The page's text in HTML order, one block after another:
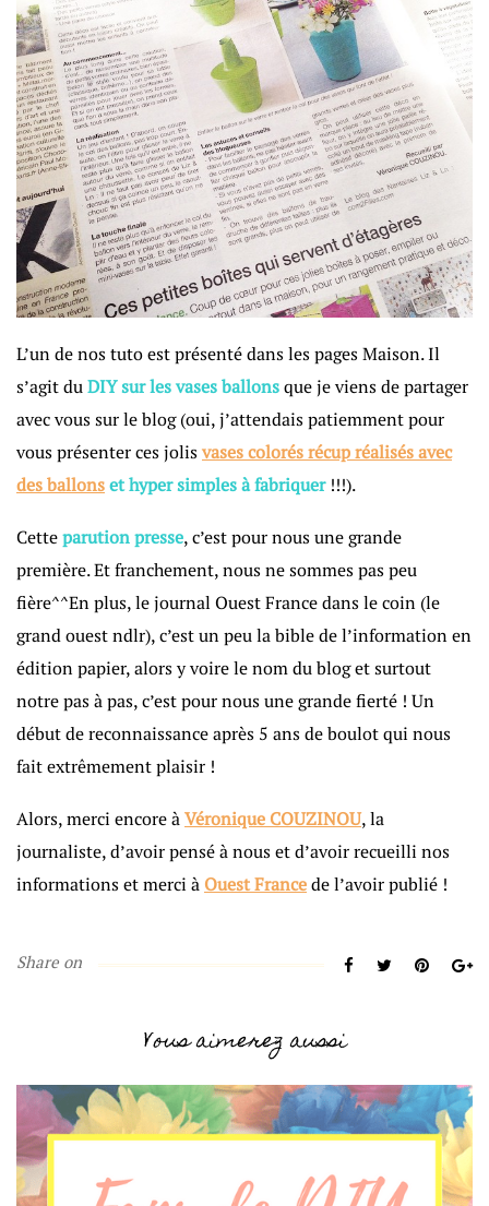
L’un de nos tuto est présenté dans les pages Maison. Il
s’agit duDIY sur les vases ballonsque je viens de partager
avec vous sur le blog (oui, j’attendais patiemment pour
vous présenter ces jolisvases colorés récup réalisés avec
des ballonset hyper simples à fabriquer !!!).
Cetteparution presse, c’est pour nous une grande
première. Et franchement, nous ne sommes pas peu
fière^^En plus, le journal Ouest France dans le coin (le
grand ouest ndlr), c’est un peu la bible de l’information en
édition papier, alors y voire le nom du blog et surtout
notre pas à pas, c’est pour nous une grande fierté ! Un
début de reconnaissance après 5 ans de boulot qui nous
fait extrêmement plaisir !
Alors, merci encore àVéronique COUZINOU, la
journaliste, d’avoir pensé à nous et d’avoir recueilli nos
informations et merci à Ouest Francede l’avoir publié !
Share on
Vous aimerez aussi